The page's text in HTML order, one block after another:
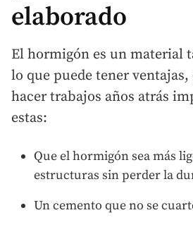
elaborado
El hormigón es un material
lo que puede tener
hacer trabajos años atrás
estas:
Que el hormigón sea más
estructuras sin perder la
Un cemento que no se